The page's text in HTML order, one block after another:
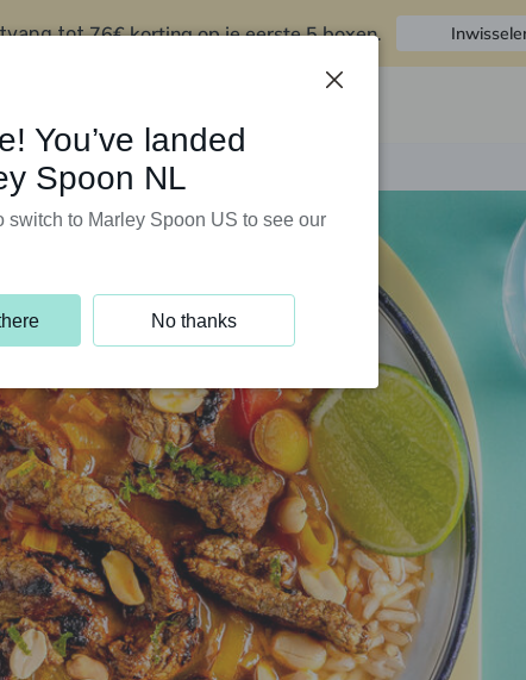
tot76€ korting op je eerste 5 boxen.
You’ve landed
Spoon NL
switch to Marley Spoon US to see our
No thanks